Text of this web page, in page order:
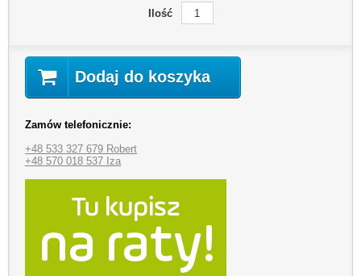
Ilość
Dodaj do koszyka
Zamów telefonicznie:
+48 533 327 679 Robert
+48 570 018 537 Iza